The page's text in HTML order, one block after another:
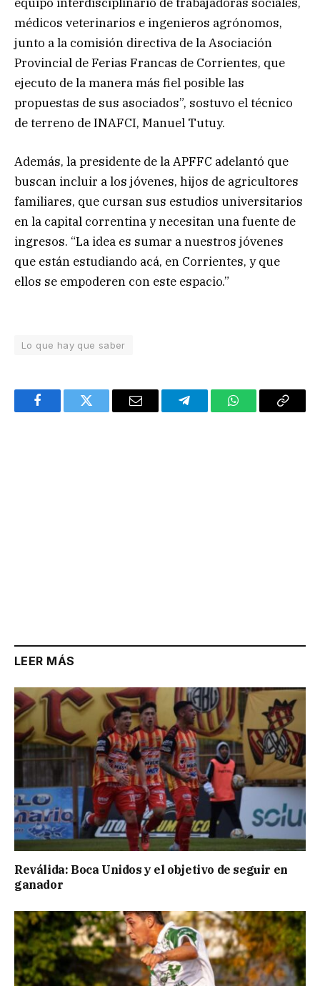
médicos veterinarios e ingenieros agrónomos,
junto a la comisión directiva de la Asociación
Provincial de Ferias Francas de Corrientes, que
ejecuto de la manera más fiel posible las
propuestas de sus asociados”, sostuvo el técnico
de terreno de INAFCI, Manuel Tutuy.
Además, la presidente de la APFFC adelantó que
buscan incluir a los jóvenes, hijos de agricultores
familiares, que cursan sus estudios universitarios
en la capital correntina y necesitan una fuente de
ingresos. “La idea es sumar a nuestros jóvenes
que están estudiando acá, en Corrientes, y que
ellos se empoderen con este espacio.”
Lo que hay que saber
FacebookTwitter Email TelegramWhatsAppCopy
LEER MÁS
Reválida: Boca Unidos y el objetivo de seguir en
ganador